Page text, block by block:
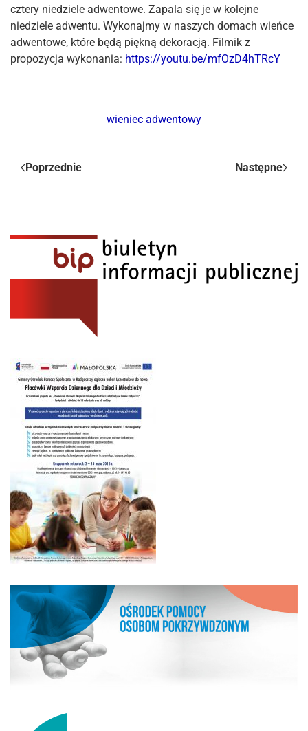
cztery niedziele adwentowe. Zapala się je w kolejne
niedziele adwentu. Wykonajmy w naszych domach wieńce
adwentowe, które będą piękną dekoracją. Filmik z
propozycja wykonania: https://youtu.be/mfOzD4hTRcY
wieniec adwentowy
Poprzednie Następne